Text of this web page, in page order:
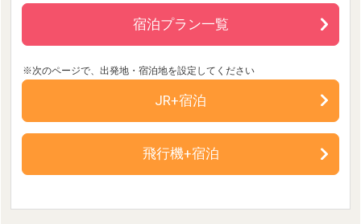
宿泊プラン一覧
JR+宿泊
飛行機+宿泊